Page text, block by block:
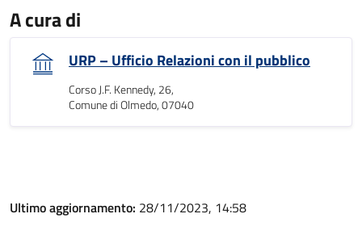
A cura di
URP – Ufficio Relazioni con il pubblico
Corso J.F. Kennedy, 26,
Comune di Olmedo, 07040
Ultimo aggiornamento: 28/11/2023, 14:58